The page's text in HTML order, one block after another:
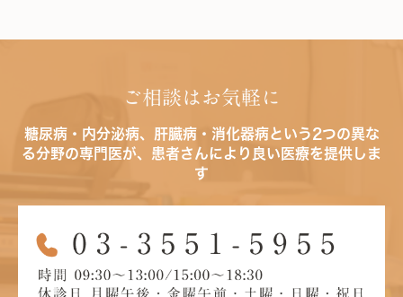
ご相談はお気軽に
糖尿病・内分泌病、肝臓病・消化器病という2つの異な
る分野の専門医が、患者さんにより良い医療を提供しま
す